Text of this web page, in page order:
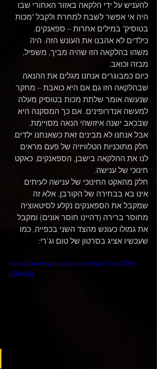
להעניש על ידי הלקאה באזור האחורי שבו
היה אי אפשר לשבת למחרת ולקבל "מכות
בטוסיק" במילים אחרות – ספאנקים.
כילדים לא אהבנו את העונש הזה. היה
משהו בהלקאה הזו שהיה מביך, משפיל,
מבזה וכואב.
כיום כמבוגרים אנחנו מגלים את ההנאה
שבהלקאה הזו גם אם היא כואבת – מחקר
שנעשה אומר שלתת מכות בטוסיק מעלה
למעשה אנדרופינים. אם כך המסקנה היא
שבכאב ישנה איזושהי הנאה מסויימת.
אבל אנחנו לא מבינים זאת כשאנחנו ילדים.
חלק מתוכניות הטלוויזיה של פעם מראים
לנו את ההלקאה בישבן, הספאנקים, כאקט
חינוכי של ענישה.
חלק מהאקט החינוכי של ענישה לעיתים
אינו בא בבחירה של הקורבן, אלא זה
שמקבל את הספאנקים נקלע לסיטאוציה
מחוסר ברירה (דהיינו חוסר אונים) ומקבל
את גמולו כעונש מהצד השני בכפייה, כמו
שעכשיו אציג בסרטון של טום וג'רי:
https://www.youtube.com/watch?v=3TPp-
p36n6g